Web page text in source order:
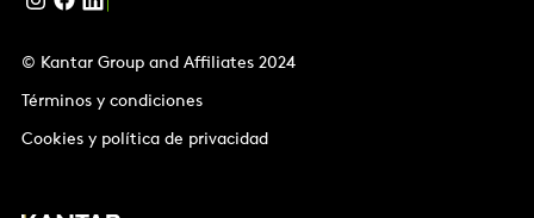
© Kantar Group and Affiliates 2024
Términos y condiciones
Cookies y política de privacidad